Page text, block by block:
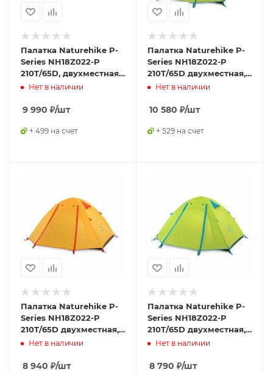
Палатка Naturehike P-
Series NH18Z022-P
210T/65D, двухместная,
серо-голубая,
Нет в наличии
9 990 ₽/шт
+ 499 на счет
Палатка Naturehike P-
Series NH18Z022-P
210T/65D двухместная,
светло-зеленая 2,
Нет в наличии
10 580 ₽/шт
+ 529 на счет
Палатка Naturehike P-
Series NH18Z022-P
210T/65D двухместная,
оранжевая 2,
Нет в наличии
8 940 ₽/шт
Палатка Naturehike P-
Series NH18Z022-P
210T/65D двухместная,
зеленая 2,
Нет в наличии
8 790 ₽/шт